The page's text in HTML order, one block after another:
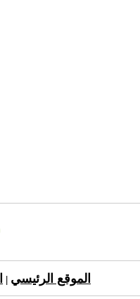
الموقع الرئيسي